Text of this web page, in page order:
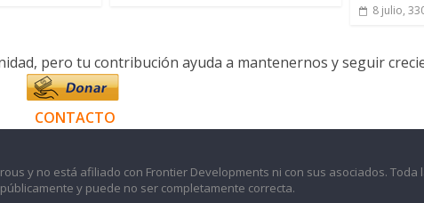
8 julio,
pero tu contribución ayuda a mantenernos y seguir
CONTACTO
y no está afiliado con Frontier Developments ni con sus asociados. Toda
y puede no ser completamente correcta.